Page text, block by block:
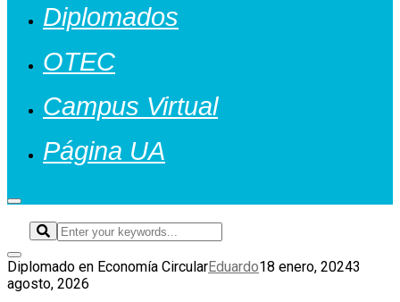
Diplomados
OTEC
Campus Virtual
Página UA
Diplomado en Economía CircularEduardo18 enero, 20243
agosto, 2026